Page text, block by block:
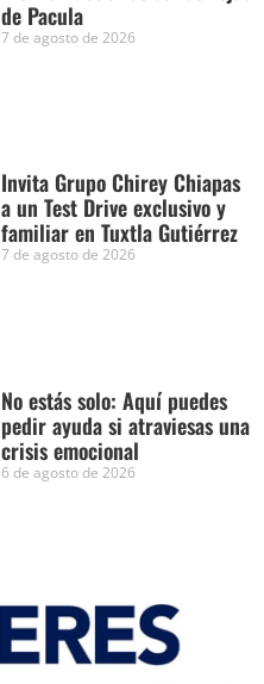
de Pacula
7 de agosto de 2026
Invita Grupo Chirey Chiapas
a un Test Drive exclusivo y
familiar en Tuxtla Gutiérrez
7 de agosto de 2026
No estás solo: Aquí puedes
pedir ayuda si atraviesas una
crisis emocional
6 de agosto de 2026